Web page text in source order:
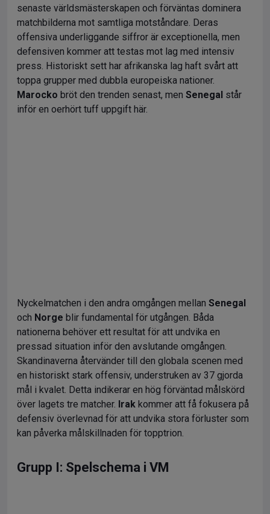
senaste världsmästerskapen och förväntas dominera
matchbilderna mot samtliga motståndare. Deras
offensiva underliggande siffror är exceptionella, men
defensiven kommer att testas mot lag med intensiv
press. Historiskt sett har afrikanska lag haft svårt att
toppa grupper med dubbla europeiska nationer.
Marocko bröt den trenden senast, men Senegal står
inför en oerhört tuff uppgift här.
Nyckelmatchen i den andra omgången mellan Senegal
och Norge blir fundamental för utgången. Båda
nationerna behöver ett resultat för att undvika en
pressad situation inför den avslutande omgången.
Skandinaverna återvänder till den globala scenen med
en historiskt stark offensiv, understruken av 37 gjorda
mål i kvalet. Detta indikerar en hög förväntad målskörd
över lagets tre matcher. Irak kommer att få fokusera på
defensiv överlevnad för att undvika stora förluster som
kan påverka målskillnaden för topptrion.
Grupp I: Spelschema i VM